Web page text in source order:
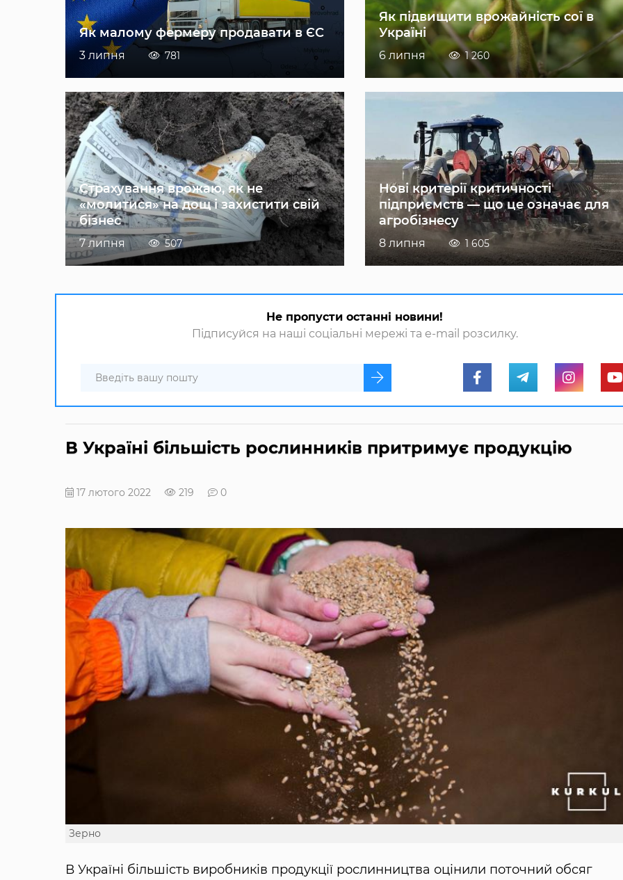
Як малому фермеру продавати в ЄС
3 липня 781
Як підвищити врожайність сої в
Україні
6 липня 1 260
Страхування врожаю, як не
«молитися» на дощ і захистити свій
бізнес
7 липня 507
Нові критерії критичності
підприємств — що це означає для
агробізнесу
8 липня 1 605
Не пропусти останні новини!
Підписуйся на наші соціальні мережі та e-mail розсилку.
В Україні більшість рослинників притримує продукцію
17 лютого 2022 219 0
Зерно
В Україні більшість виробників продукції рослинництва оцінили поточний обсяг